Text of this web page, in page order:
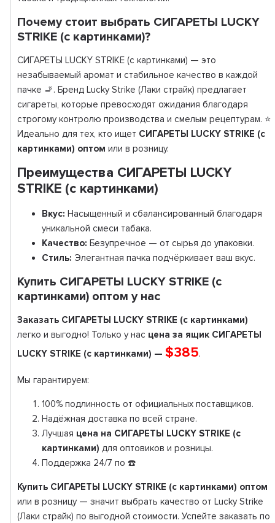
Почему стоит выбрать СИГАРЕТЫ LUCKY
STRIKE (с картинками)?
СИГАРЕТЫ LUCKY STRIKE (с картинками) — это
незабываемый аромат и стабильное качество в каждой
пачке 🚬. Бренд Lucky Strike (Лаки страйк) предлагает
сигареты, которые превосходят ожидания благодаря
строгому контролю производства и смелым рецептурам. ⭐
Идеально для тех, кто ищет СИГАРЕТЫ LUCKY STRIKE (с
картинками) оптом или в розницу.
Преимущества СИГАРЕТЫ LUCKY
STRIKE (с картинками)
Вкус: Насыщенный и сбалансированный благодаря
уникальной смеси табака.
Качество: Безупречное — от сырья до упаковки.
Стиль: Элегантная пачка подчёркивает ваш вкус.
Купить СИГАРЕТЫ LUCKY STRIKE (с
картинками) оптом у нас
Заказать СИГАРЕТЫ LUCKY STRIKE (с картинками)
легко и выгодно! Только у нас цена за ящик СИГАРЕТЫ
LUCKY STRIKE (с картинками) — $385.
Мы гарантируем:
100% подлинность от официальных поставщиков.
Надёжная доставка по всей стране.
Лучшая цена на СИГАРЕТЫ LUCKY STRIKE (с
картинками) для оптовиков и розницы.
Поддержка 24/7 по ☎️
Купить СИГАРЕТЫ LUCKY STRIKE (с картинками) оптом
или в розницу — значит выбрать качество от Lucky Strike
(Лаки страйк) по выгодной стоимости. Успейте заказать по